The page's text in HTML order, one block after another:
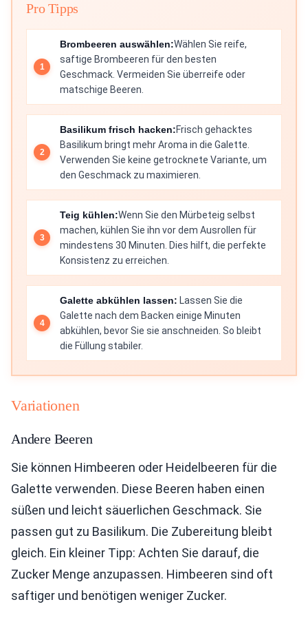
Pro Tipps
Brombeeren auswählen:Wählen Sie reife,
saftige Brombeeren für den besten
Geschmack. Vermeiden Sie überreife oder
matschige Beeren.
Basilikum frisch hacken:Frisch gehacktes
Basilikum bringt mehr Aroma in die Galette.
Verwenden Sie keine getrocknete Variante, um
den Geschmack zu maximieren.
Teig kühlen:Wenn Sie den Mürbeteig selbst
machen, kühlen Sie ihn vor dem Ausrollen für
mindestens 30 Minuten. Dies hilft, die perfekte
Konsistenz zu erreichen.
Galette abkühlen lassen: Lassen Sie die
Galette nach dem Backen einige Minuten
abkühlen, bevor Sie sie anschneiden. So bleibt
die Füllung stabiler.
Variationen
Andere Beeren
Sie können Himbeeren oder Heidelbeeren für die
Galette verwenden. Diese Beeren haben einen
süßen und leicht säuerlichen Geschmack. Sie
passen gut zu Basilikum. Die Zubereitung bleibt
gleich. Ein kleiner Tipp: Achten Sie darauf, die
Zucker Menge anzupassen. Himbeeren sind oft
saftiger und benötigen weniger Zucker.